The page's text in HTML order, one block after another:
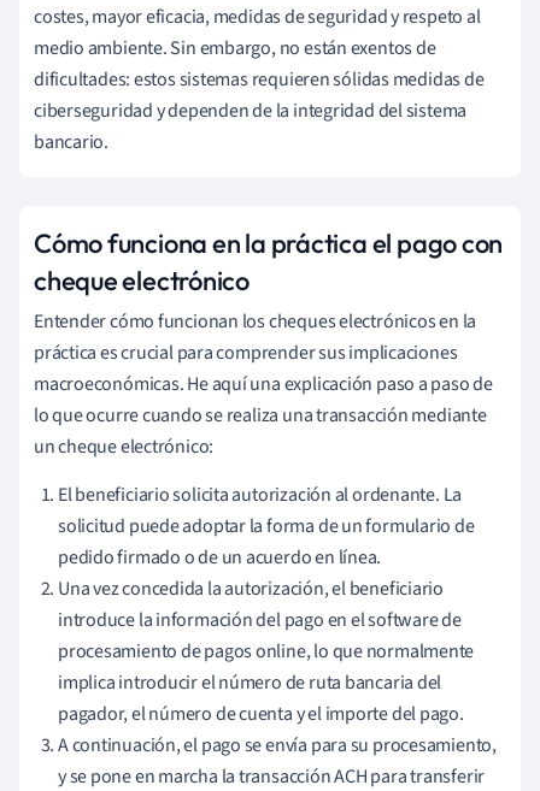
costes, mayor eficacia, medidas de seguridad y respeto al
medio ambiente. Sin embargo, no están exentos de
dificultades: estos sistemas requieren sólidas medidas de
ciberseguridad y dependen de la integridad del sistema
bancario.
Cómo funciona en la práctica el pago con
cheque electrónico
Entender cómo funcionan los cheques electrónicos en la
práctica es crucial para comprender sus implicaciones
macroeconómicas. He aquí una explicación paso a paso de
lo que ocurre cuando se realiza una transacción mediante
un cheque electrónico:
El beneficiario solicita autorización al ordenante. La
solicitud puede adoptar la forma de un formulario de
pedido firmado o de un acuerdo en línea.
Una vez concedida la autorización, el beneficiario
introduce la información del pago en el software de
procesamiento de pagos online, lo que normalmente
implica introducir el número de ruta bancaria del
pagador, el número de cuenta y el importe del pago.
A continuación, el pago se envía para su procesamiento,
y se pone en marcha la transacción ACH para transferir